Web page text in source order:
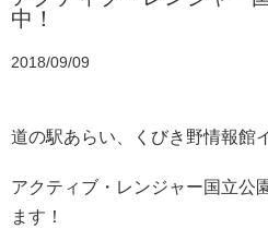
中！
2018/09/09
道の駅あらい、くびき野情報館
アクティブ・レンジャー国立公
ます！